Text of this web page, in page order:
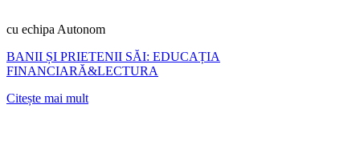
cu echipa Autonom
BANII ȘI PRIETENII SĂI: EDUCAȚIA
FINANCIARĂ&LECTURA
Citește mai mult